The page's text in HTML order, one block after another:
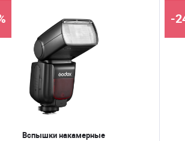
Вспышки накамерные
-